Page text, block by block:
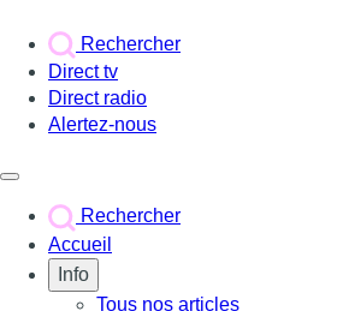
Rechercher
Direct tv
Direct radio
Alertez-nous
Rechercher
Accueil
Info
Tous nos articles